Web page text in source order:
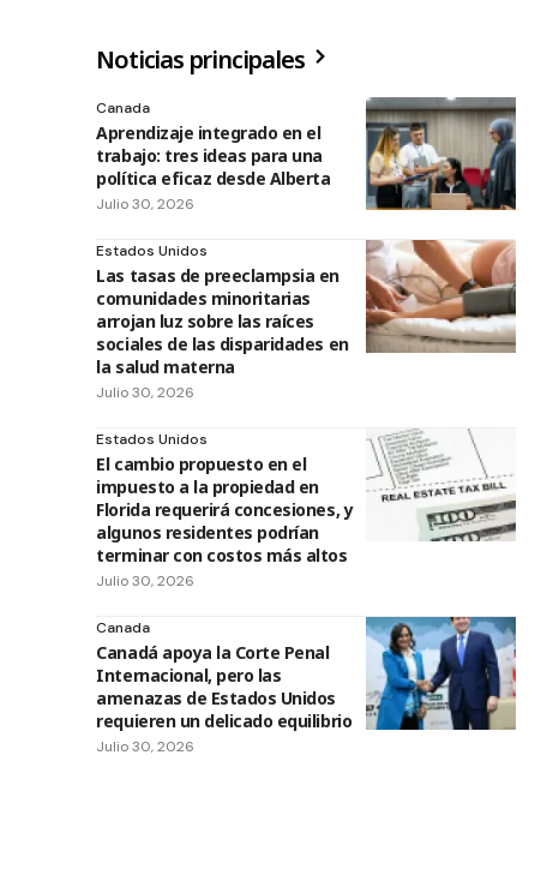
Noticias principales
Canada
Aprendizaje integrado en el
trabajo: tres ideas para una
política eficaz desde Alberta
Julio 30, 2026
Estados Unidos
Las tasas de preeclampsia en
comunidades minoritarias
arrojan luz sobre las raíces
sociales de las disparidades en
la salud materna
Julio 30, 2026
Estados Unidos
El cambio propuesto en el
impuesto a la propiedad en
Florida requerirá concesiones, y
algunos residentes podrían
terminar con costos más altos
Julio 30, 2026
Canada
Canadá apoya la Corte Penal
Internacional, pero las
amenazas de Estados Unidos
requieren un delicado equilibrio
Julio 30, 2026